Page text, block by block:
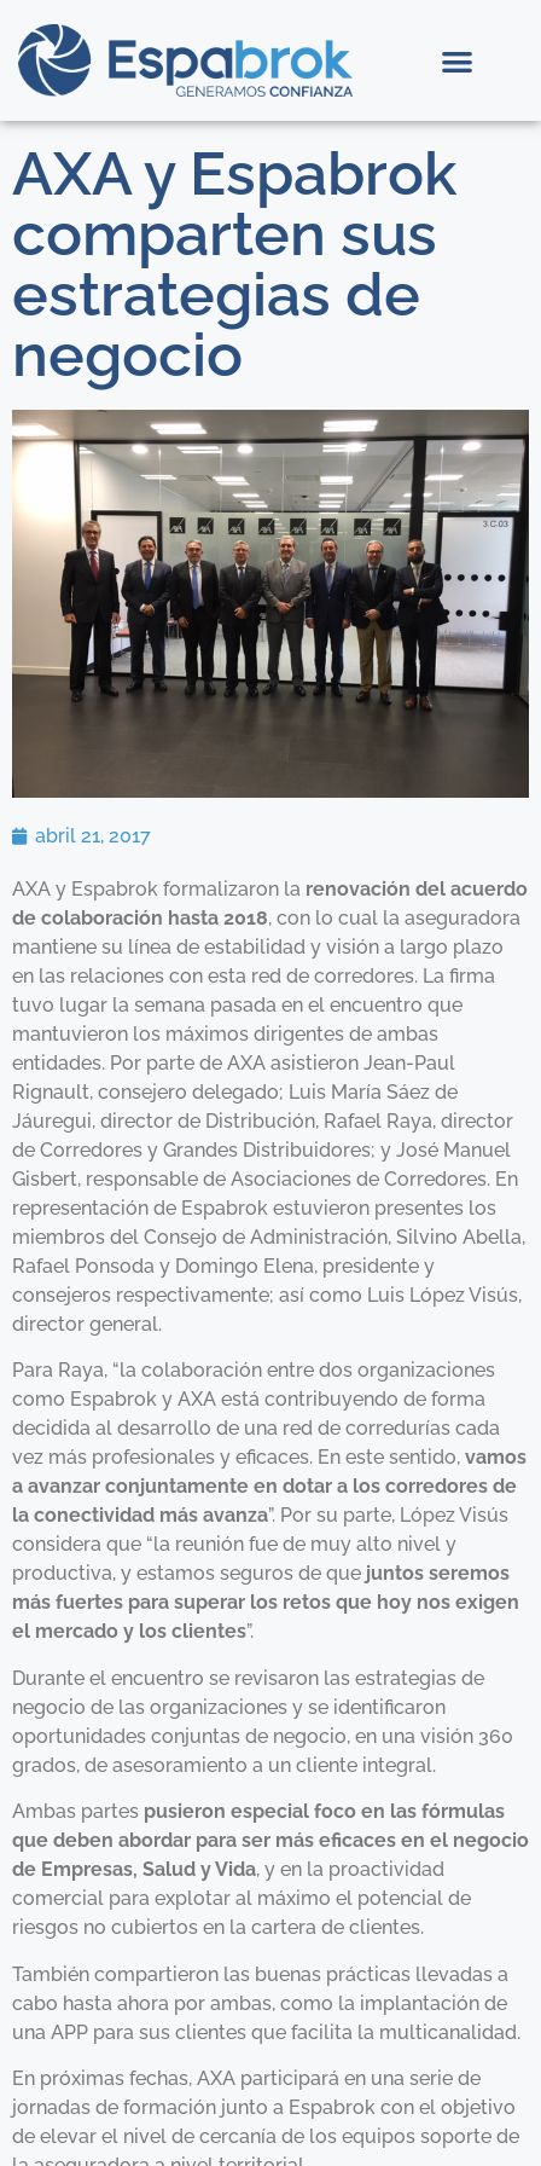
AXA y Espabrok
comparten sus
estrategias de
negocio
abril 21, 2017
AXA y Espabrok formalizaron la renovación del acuerdo
de colaboración hasta 2018, con lo cual la aseguradora
mantiene su línea de estabilidad y visión a largo plazo
en las relaciones con esta red de corredores. La firma
tuvo lugar la semana pasada en el encuentro que
mantuvieron los máximos dirigentes de ambas
entidades. Por parte de AXA asistieron Jean-Paul
Rignault, consejero delegado; Luis María Sáez de
Jáuregui, director de Distribución, Rafael Raya, director
de Corredores y Grandes Distribuidores; y José Manuel
Gisbert, responsable de Asociaciones de Corredores. En
representación de Espabrok estuvieron presentes los
miembros del Consejo de Administración, Silvino Abella,
Rafael Ponsoda y Domingo Elena, presidente y
consejeros respectivamente; así como Luis López Visús,
director general.
Para Raya, “la colaboración entre dos organizaciones
como Espabrok y AXA está contribuyendo de forma
decidida al desarrollo de una red de corredurías cada
vez más profesionales y eficaces. En este sentido, vamos
a avanzar conjuntamente en dotar a los corredores de
la conectividad más avanza”. Por su parte, López Visús
considera que “la reunión fue de muy alto nivel y
productiva, y estamos seguros de que juntos seremos
más fuertes para superar los retos que hoy nos exigen
el mercado y los clientes”.
Durante el encuentro se revisaron las estrategias de
negocio de las organizaciones y se identificaron
oportunidades conjuntas de negocio, en una visión 360
grados, de asesoramiento a un cliente integral.
Ambas partes pusieron especial foco en las fórmulas
que deben abordar para ser más eficaces en el negocio
de Empresas, Salud y Vida, y en la proactividad
comercial para explotar al máximo el potencial de
riesgos no cubiertos en la cartera de clientes.
También compartieron las buenas prácticas llevadas a
cabo hasta ahora por ambas, como la implantación de
una APP para sus clientes que facilita la multicanalidad.
En próximas fechas, AXA participará en una serie de
jornadas de formación junto a Espabrok con el objetivo
de elevar el nivel de cercanía de los equipos soporte de